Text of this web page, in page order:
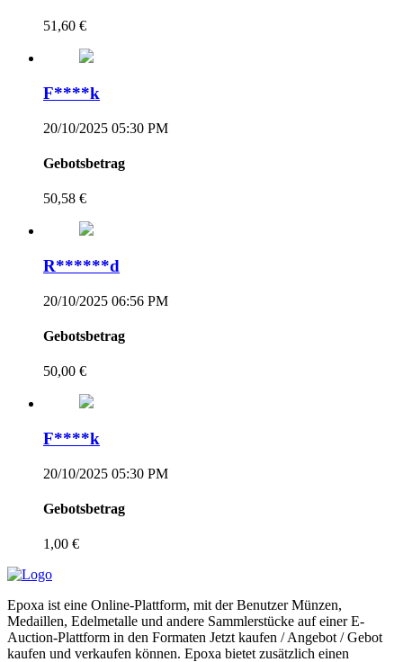
51,60 €
F****k
20/10/2025 05:30 PM
Gebotsbetrag
50,58 €
R******d
20/10/2025 06:56 PM
Gebotsbetrag
50,00 €
F****k
20/10/2025 05:30 PM
Gebotsbetrag
1,00 €
Epoxa ist eine Online-Plattform, mit der Benutzer Münzen,
Medaillen, Edelmetalle und andere Sammlerstücke auf einer E-
Auction-Plattform in den Formaten Jetzt kaufen / Angebot / Gebot
kaufen und verkaufen können. Epoxa bietet zusätzlich einen